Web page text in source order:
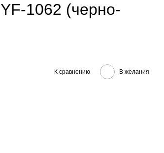
1062 (черно-
К сравнению В желания